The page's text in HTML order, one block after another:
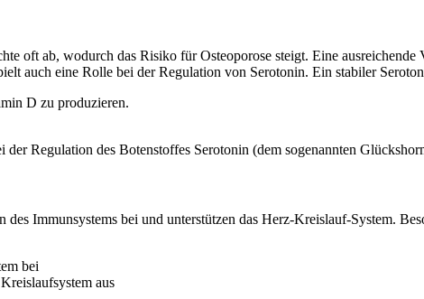
oft ab, wodurch das Risiko für Osteoporose steigt. Eine ausreichende
auch eine Rolle bei der Regulation von Serotonin. Ein stabiler
D zu produzieren.
Regulation des Botenstoffes Serotonin (dem sogenannten
Immunsystems bei und unterstützen das Herz-Kreislauf-System.
bei
aus